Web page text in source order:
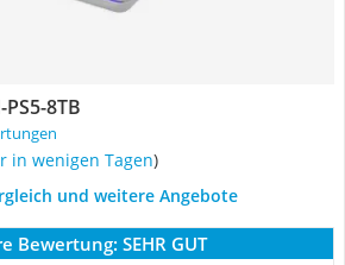
8TB
in wenigen Tagen)
und weitere Angebote
Bewertung: SEHR GUT